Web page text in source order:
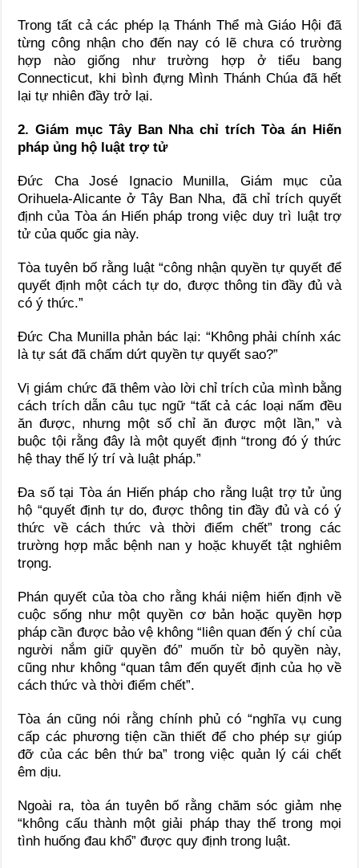
Trong tất cả các phép lạ Thánh Thể mà Giáo Hội đã
từng công nhận cho đến nay có lẽ chưa có trường
hợp nào giống như trường hợp ở tiểu bang
Connecticut, khi bình đựng Mình Thánh Chúa đã hết
lại tự nhiên đầy trở lại.
2. Giám mục Tây Ban Nha chỉ trích Tòa án Hiến
pháp ủng hộ luật trợ tử
Đức Cha José Ignacio Munilla, Giám mục của
Orihuela-Alicante ở Tây Ban Nha, đã chỉ trích quyết
định của Tòa án Hiến pháp trong việc duy trì luật trợ
tử của quốc gia này.
Tòa tuyên bố rằng luật “công nhận quyền tự quyết để
quyết định một cách tự do, được thông tin đầy đủ và
có ý thức.”
Đức Cha Munilla phản bác lại: “Không phải chính xác
là tự sát đã chấm dứt quyền tự quyết sao?”
Vị giám chức đã thêm vào lời chỉ trích của mình bằng
cách trích dẫn câu tục ngữ “tất cả các loại nấm đều
ăn được, nhưng một số chỉ ăn được một lần,” và
buộc tội rằng đây là một quyết định “trong đó ý thức
hệ thay thế lý trí và luật pháp.”
Đa số tại Tòa án Hiến pháp cho rằng luật trợ tử ủng
hộ “quyết định tự do, được thông tin đầy đủ và có ý
thức về cách thức và thời điểm chết” trong các
trường hợp mắc bệnh nan y hoặc khuyết tật nghiêm
trọng.
Phán quyết của tòa cho rằng khái niệm hiến định về
cuộc sống như một quyền cơ bản hoặc quyền hợp
pháp cần được bảo vệ không “liên quan đến ý chí của
người nắm giữ quyền đó” muốn từ bỏ quyền này,
cũng như không “quan tâm đến quyết định của họ về
cách thức và thời điểm chết”.
Tòa án cũng nói rằng chính phủ có “nghĩa vụ cung
cấp các phương tiện cần thiết để cho phép sự giúp
đỡ của các bên thứ ba” trong việc quản lý cái chết
êm dịu.
Ngoài ra, tòa án tuyên bố rằng chăm sóc giảm nhẹ
“không cấu thành một giải pháp thay thế trong mọi
tình huống đau khổ” được quy định trong luật.